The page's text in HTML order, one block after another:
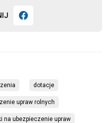
dotacje
upraw rolnych
na ubezpieczenie upraw